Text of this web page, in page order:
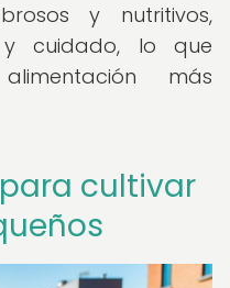
y nutritivos,
cuidado, lo que
más
cultivar